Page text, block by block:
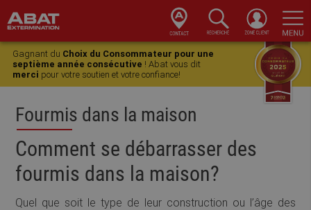
Skip
primary
navigation
Skip
main
content
Skip
primary
sidebar
Skip
footer
Gagnant du Choix du Consommateur pour une
septième année consécutive ! Abat vous dit
merci pour votre soutien et votre confiance!
Fourmis dans la maison
Comment se débarrasser des
fourmis dans la maison?
Quel que soit le type de leur construction ou l’âge des